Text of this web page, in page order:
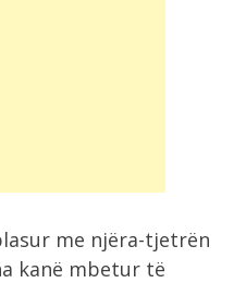
me njëra-tjetrën
kanë mbetur të